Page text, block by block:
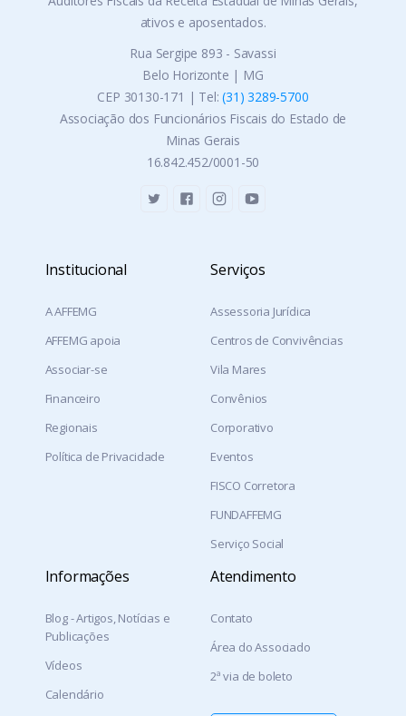
ativos e aposentados.
Rua Sergipe 893 - Savassi
Belo Horizonte | MG
CEP 30130-171 | Tel:(31) 3289-5700
Associação dos Funcionários Fiscais do Estado de
Minas Gerais
16.842.452/0001-50
Institucional
A AFFEMG
AFFEMG apoia
Associar-se
Financeiro
Regionais
Política de Privacidade
Serviços
Assessoria Jurídica
Centros de Convivências
Vila Mares
Convênios
Corporativo
Eventos
FISCO Corretora
FUNDAFFEMG
Serviço Social
Informações
Blog - Artigos, Notícias e
Publicações
Vídeos
Calendário
Atendimento
Contato
Área do Associado
2ª via de boleto